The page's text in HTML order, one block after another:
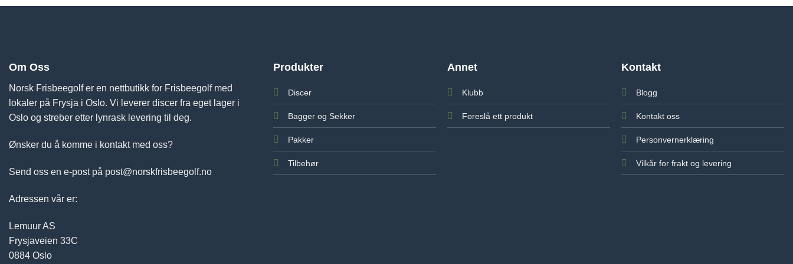
Om Oss
Norsk Frisbeegolf er en nettbutikk for Frisbeegolf med
lokaler på Frysja i Oslo. Vi leverer discer fra eget lager i
Oslo og streber etter lynrask levering til deg.
Ønsker du å komme i kontakt med oss?
Send oss en e-post på post@norskfrisbeegolf.no
Adressen vår er:
Lemuur AS
Frysjaveien 33C
0884 Oslo
Produkter
Discer
Bagger og Sekker
Pakker
Tilbehør
Annet
Klubb
Foreslå ett produkt
Kontakt
Blogg
Kontakt oss
Personvernerklæring
Vilkår for frakt og levering